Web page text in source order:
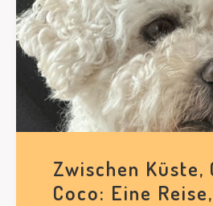
Zwischen Küste,
Coco: Eine